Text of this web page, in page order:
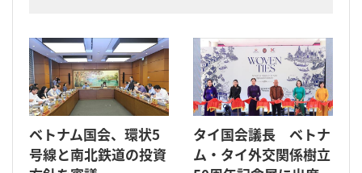
ベトナム国会、環状5
号線と南北鉄道の投資
タイ国会議長 ベトナ
ム・タイ外交関係樹立